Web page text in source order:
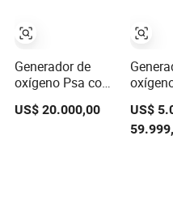
Generador de
oxígeno Psa con
pureza de
99%-99.5%
US$ 20.000,00
de
grado
para
US$